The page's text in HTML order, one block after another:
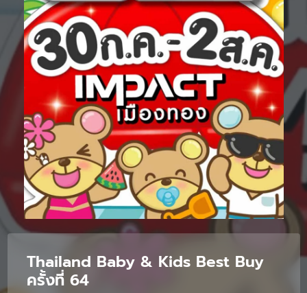
Thailand Baby & Kids Best Buy
ครั้งที่ 64